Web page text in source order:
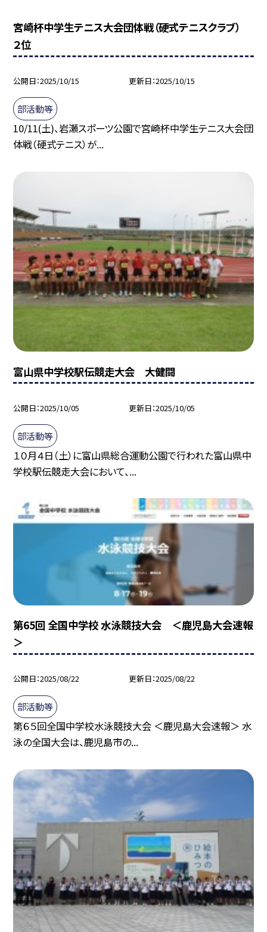
宮崎杯中学生テニス大会団体戦（硬式テニスクラブ）
２位
公開日 2025/10/15 更新日 2025/10/15
部活動等
10/11(土)、岩瀬スポーツ公園で宮崎杯中学生テニス大会団
体戦（硬式テニス）が...
富山県中学校駅伝競走大会 大健闘
公開日 2025/10/05 更新日 2025/10/05
部活動等
１０月４日（土）に富山県総合運動公園で行われた富山県中
学校駅伝競走大会において、...
第65回 全国中学校 水泳競技大会 ＜鹿児島大会速報
＞
公開日 2025/08/22 更新日 2025/08/22
部活動等
第６５回全国中学校水泳競技大会 ＜鹿児島大会速報＞ 水
泳の全国大会は、鹿児島市の...